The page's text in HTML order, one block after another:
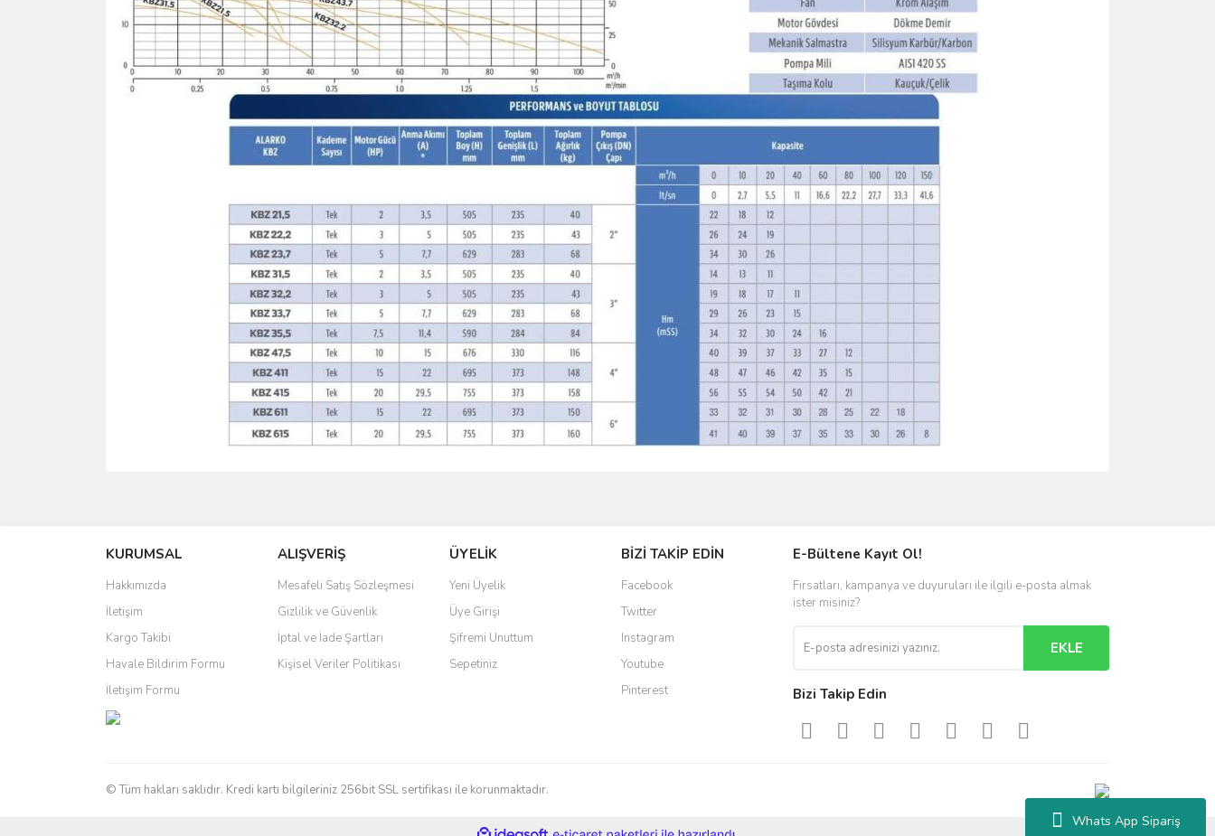
Whats App Sipariş
Ürün resmi kalitesiz, bozuk veya görüntülenemiyor.
Ürün açıklamasında eksik bilgiler bulunuyor.
Ürün bilgilerinde hatalar bulunuyor.
Ürün fiyatı diğer sitelerden daha pahalı.
Bu ürüne benzer farklı alternatifler olmalı.
KURUMSAL
Hakkımızda
İletişim
Kargo Takibi
Havale Bildirim Formu
İletişim Formu
ALIŞVERİŞ
Mesafeli Satış Sözleşmesi
Gizlilik ve Güvenlik
İptal ve İade Şartları
Kişisel Veriler Politikası
ÜYELİK
Yeni Üyelik
Üye Girişi
Şifremi Unuttum
Sepetiniz
BİZİ TAKİP EDİN
Facebook
Twitter
Instagram
Youtube
Pinterest
E-Bültene Kayıt Ol!
Fırsatları, kampanya ve duyuruları ile ilgili e-posta almak
ister misiniz?
EKLE
Bizi Takip Edin
© Tüm hakları saklıdır. Kredi kartı bilgileriniz 256bit SSL sertifikası ile korunmaktadır.